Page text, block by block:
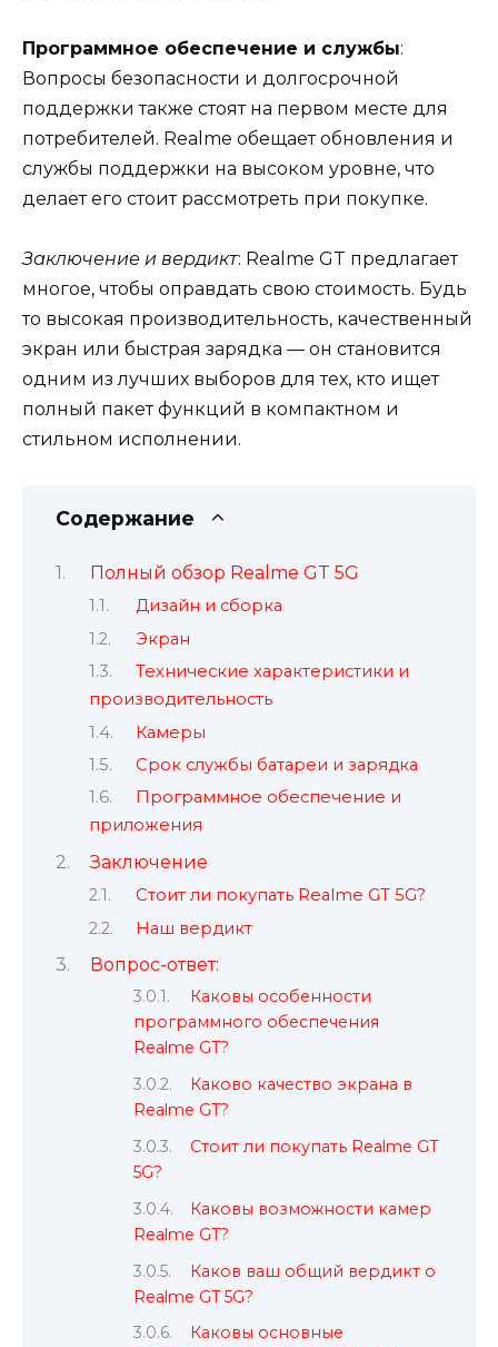
Программное обеспечение и службы:
Вопросы безопасности и долгосрочной
поддержки также стоят на первом месте для
потребителей. Realme обещает обновления и
службы поддержки на высоком уровне, что
делает его стоит рассмотреть при покупке.
Заключение и вердикт: Realme GT предлагает
многое, чтобы оправдать свою стоимость. Будь
то высокая производительность, качественный
экран или быстрая зарядка — он становится
одним из лучших выборов для тех, кто ищет
полный пакет функций в компактном и
стильном исполнении.
Содержание
Полный обзор Realme GT 5G
Дизайн и сборка
Экран
Технические характеристики и
производительность
Камеры
Срок службы батареи и зарядка
Программное обеспечение и
приложения
Заключение
Стоит ли покупать Realme GT 5G?
Наш вердикт
Вопрос-ответ:
Каковы особенности
программного обеспечения
Realme GT?
Каково качество экрана в
Realme GT?
Стоит ли покупать Realme GT
5G?
Каковы возможности камер
Realme GT?
Каков ваш общий вердикт о
Realme GT 5G?
Каковы основные